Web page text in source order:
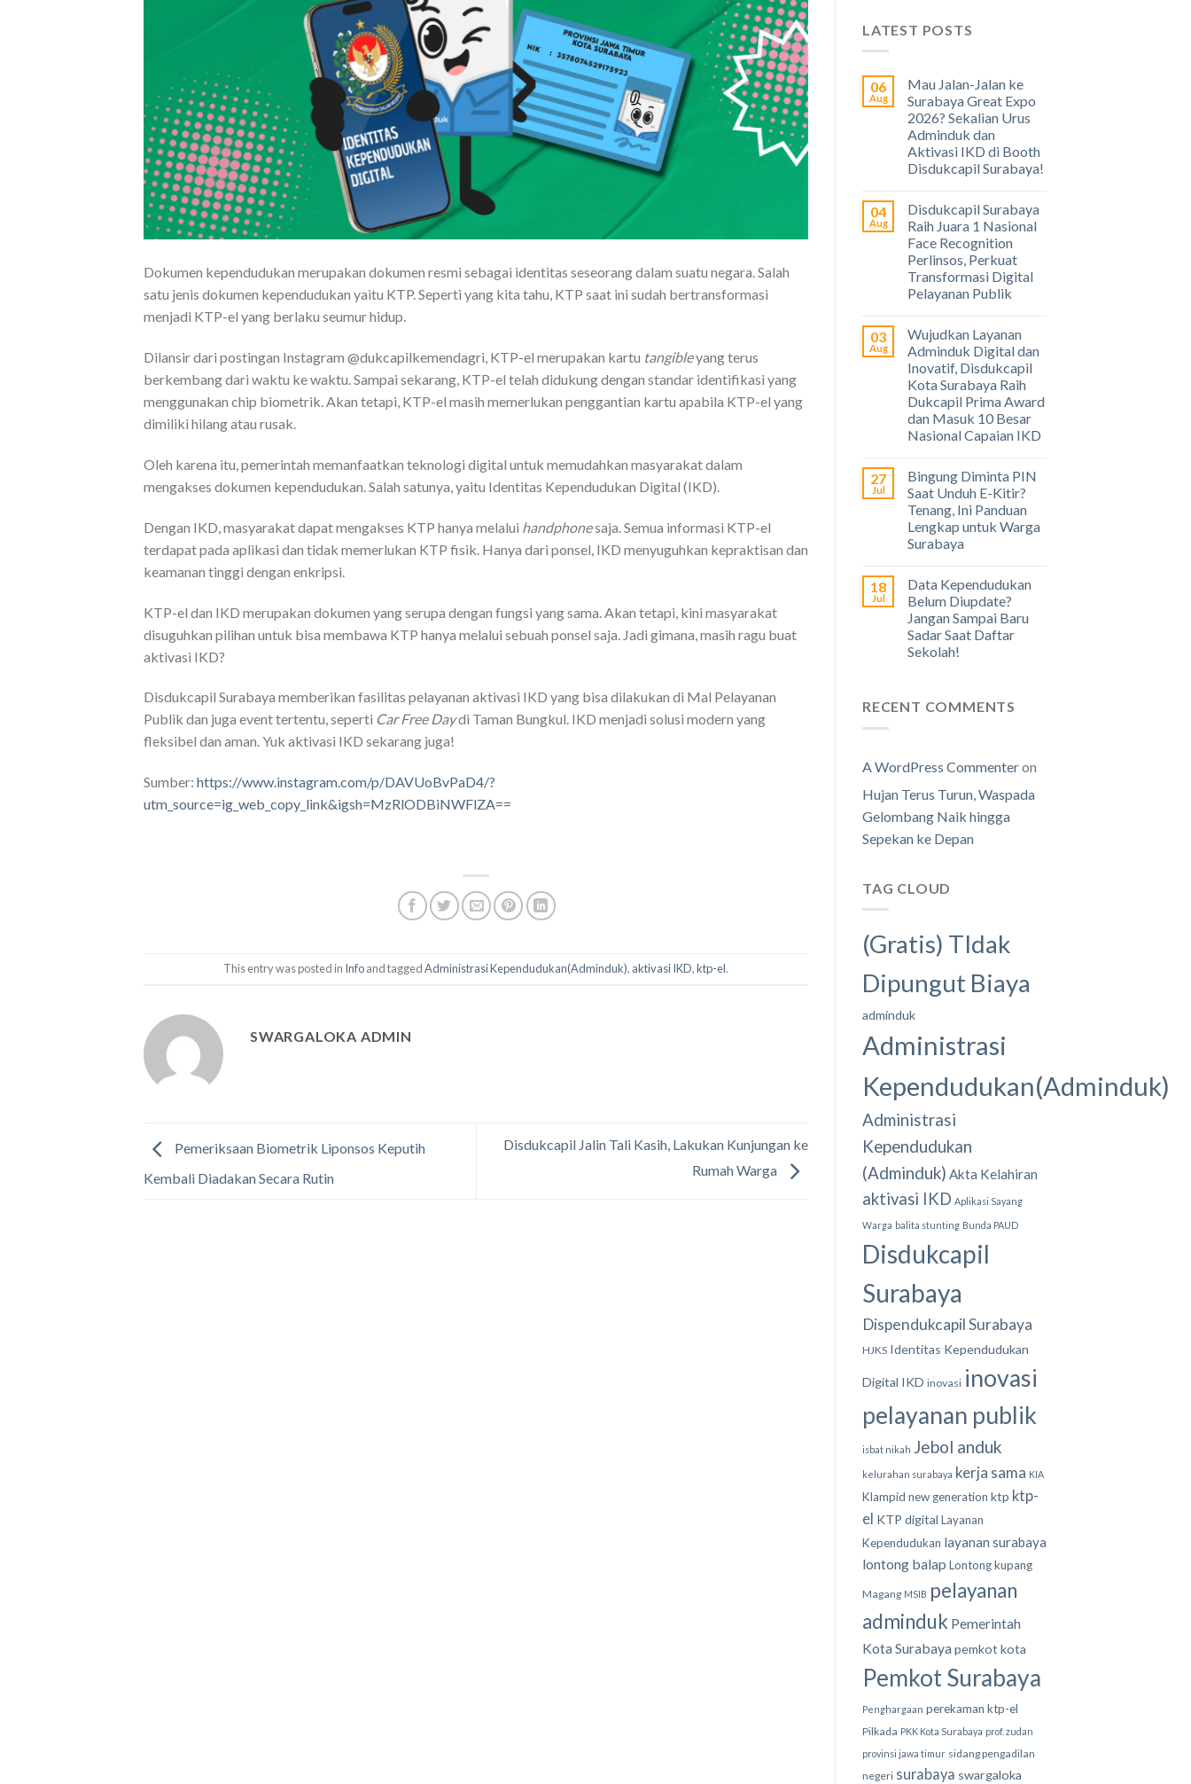
Dokumen kependudukan merupakan dokumen resmi sebagai identitas seseorang dalam suatu negara. Salah
satu jenis dokumen kependudukan yaitu KTP. Seperti yang kita tahu, KTP saat ini sudah bertransformasi
menjadi KTP-el yang berlaku seumur hidup.
Dilansir dari postingan Instagram @dukcapilkemendagri, KTP-el merupakan kartu tangibleyang terus
berkembang dari waktu ke waktu. Sampai sekarang, KTP-el telah didukung dengan standar identifikasi yang
menggunakan chip biometrik. Akan tetapi, KTP-el masih memerlukan penggantian kartu apabila KTP-el yang
dimiliki hilang atau rusak.
Oleh karena itu, pemerintah memanfaatkan teknologi digital untuk memudahkan masyarakat dalam
mengakses dokumen kependudukan. Salah satunya, yaitu Identitas Kependudukan Digital (IKD).
Dengan IKD, masyarakat dapat mengakses KTP hanya melalui handphonesaja. Semua informasi KTP-el
terdapat pada aplikasi dan tidak memerlukan KTP fisik. Hanya dari ponsel, IKD menyuguhkan kepraktisan dan
keamanan tinggi dengan enkripsi.
KTP-el dan IKD merupakan dokumen yang serupa dengan fungsi yang sama. Akan tetapi, kini masyarakat
disuguhkan pilihan untuk bisa membawa KTP hanya melalui sebuah ponsel saja. Jadi gimana, masih ragu buat
aktivasi IKD?
Disdukcapil Surabaya memberikan fasilitas pelayanan aktivasi IKD yang bisa dilakukan di Mal Pelayanan
Publik dan juga event tertentu, seperti Car Free Daydi Taman Bungkul. IKD menjadi solusi modern yang
fleksibel dan aman. Yuk aktivasi IKD sekarang juga!
Sumber: https://www.instagram.com/p/DAVUoBvPaD4/?
utm_source=ig_web_copy_link&igsh=MzRlODBiNWFlZA==
This entry was posted in Infoand taggedAdministrasi Kependudukan(Adminduk), aktivasi IKD,ktp-el.
SWARGALOKA ADMIN
Pemeriksaan Biometrik Liponsos Keputih
Kembali Diadakan Secara Rutin
Disdukcapil Jalin Tali Kasih, Lakukan Kunjungan ke
Rumah Warga
LATEST POSTS
06
Aug
Mau Jalan-Jalan ke
Surabaya Great Expo
2026? Sekalian Urus
Adminduk dan
Aktivasi IKD di Booth
Disdukcapil Surabaya!
04
Aug
Disdukcapil Surabaya
Raih Juara 1 Nasional
Face Recognition
Perlinsos, Perkuat
Transformasi Digital
Pelayanan Publik
03
Aug
Wujudkan Layanan
Adminduk Digital dan
Inovatif, Disdukcapil
Kota Surabaya Raih
Dukcapil Prima Award
dan Masuk 10 Besar
Nasional Capaian IKD
27
Jul
Bingung Diminta PIN
Saat Unduh E-Kitir?
Tenang, Ini Panduan
Lengkap untuk Warga
Surabaya
18
Jul
Data Kependudukan
Belum Diupdate?
Jangan Sampai Baru
Sadar Saat Daftar
Sekolah!
RECENT COMMENTS
A WordPress Commenteron
Hujan Terus Turun, Waspada
Gelombang Naik hingga
Sepekan ke Depan
TAG CLOUD
(Gratis) TIdak
Dipungut Biaya
adminduk
Administrasi
Kependudukan(Adminduk)
Administrasi
Kependudukan
(Adminduk) Akta Kelahiran
aktivasi IKD Aplikasi Sayang
Warga balita stunting Bunda PAUD
Disdukcapil
Surabaya
Dispendukcapil Surabaya
HJKS Identitas Kependudukan
Digital IKD inovasi inovasi
pelayanan publik
isbat nikah Jebol anduk
kelurahan surabaya kerja sama KIA
Klampid new generation ktp ktp-
el KTP digital Layanan
Kependudukan layanan surabaya
lontong balap Lontong kupang
Magang MSIB pelayanan
adminduk Pemerintah
Kota Surabaya pemkot kota
Pemkot Surabaya
Penghargaan perekaman ktp-el
Pilkada PKK Kota Surabaya prof. zudan
provinsi jawa timur sidang pengadilan
negeri surabaya swargaloka